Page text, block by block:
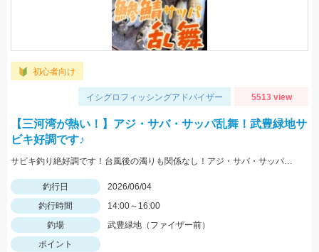
初心者向け
イシグロフィッシングアドバイザー 5513 view
【三河湾が熱い！】アジ・サバ・サッパ乱舞！武豊緑地サ
ビキ好調です♪
サビキ釣り絶好調です！台風後の濁りも関係なし！アジ・サバ・サッパ・ゼンメが乱舞です。サビキはTsulinoママカリ2号がGOOD！コンスタントに釣れ続けました！上げ潮が狙い目♪
釣行日
2026/06/04
釣行時間
14:00～16:00
釣場
武豊緑地（ファイザー前）
ポイント